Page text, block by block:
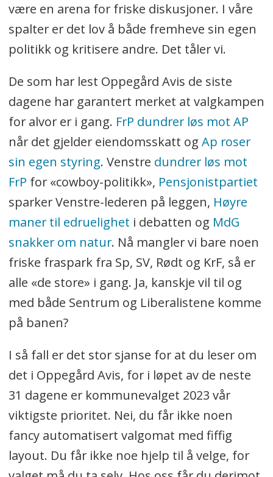
være en arena for friske diskusjoner. I våre
spalter er det lov å både fremheve sin egen
politikk og kritisere andre. Det tåler vi.
De som har lest Oppegård Avis de siste
dagene har garantert merket at valgkampen
for alvor er i gang. FrP dundrer løs mot AP
når det gjelder eiendomsskatt og Ap roser
sin egen styring. Venstre dundrer løs mot
FrP for «cowboy-politikk», Pensjonistpartiet
sparker Venstre-lederen på leggen, Høyre
maner til edruelighet i debatten og MdG
snakker om natur. Nå mangler vi bare noen
friske fraspark fra Sp, SV, Rødt og KrF, så er
alle «de store» i gang. Ja, kanskje vil til og
med både Sentrum og Liberalistene komme
på banen?
I så fall er det stor sjanse for at du leser om
det i Oppegård Avis, for i løpet av de neste
31 dagene er kommunevalget 2023 vår
viktigste prioritet. Nei, du får ikke noen
fancy automatisert valgomat med fiffig
layout. Du får ikke noe hjelp til å velge, for